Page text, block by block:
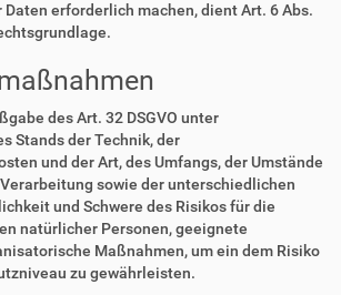
erforderlich machen, dient Art. 6 Abs.
des Art. 32 DSGVO unter
Stands der Technik, der
und der Art, des Umfangs, der Umstände
sowie der unterschiedlichen
und Schwere des Risikos für die
natürlicher Personen, geeignete
Maßnahmen, um ein dem Risiko
zu gewährleisten.